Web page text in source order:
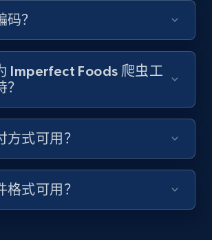
Views, and more.
713+ 注册使用
posts - Search videos by
then apply relevant video
Youtuber md5, Video url,
Views, and more.
？
Imperfect Foods 爬虫工
方式可用？
格式可用？